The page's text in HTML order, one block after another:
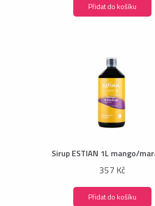
Přidat do košíku
Sirup ESTIAN 1L mango/
357 Kč
Přidat do košíku